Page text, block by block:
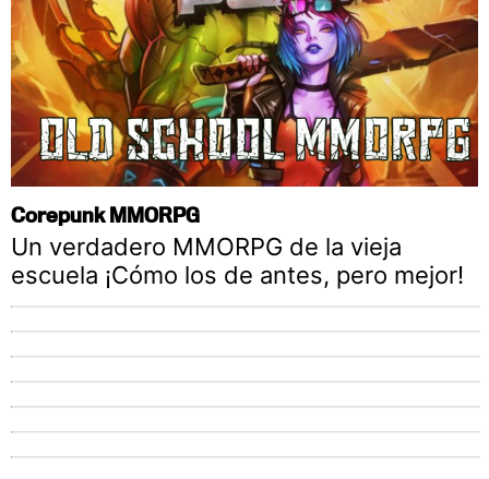
Corepunk MMORPG
Un verdadero MMORPG de la vieja
escuela ¡Cómo los de antes, pero mejor!